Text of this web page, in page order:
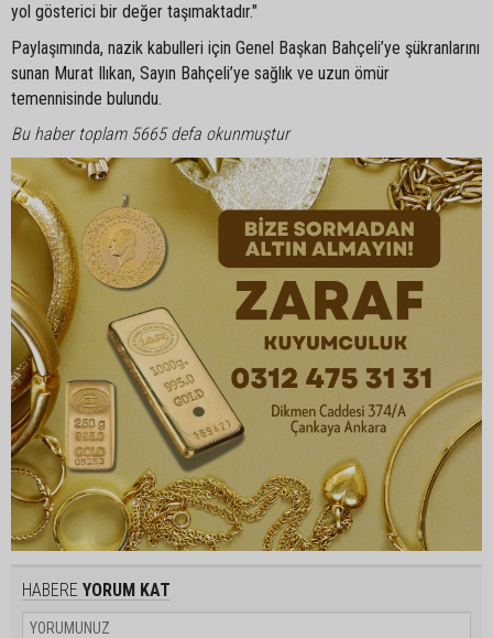
yol gösterici bir değer taşımaktadır."
Paylaşımında, nazik kabulleri için Genel Başkan Bahçeli’ye şükranlarını
sunan Murat Ilıkan, Sayın Bahçeli’ye sağlık ve uzun ömür
temennisinde bulundu.
Bu haber toplam 5665 defa okunmuştur
HABERE YORUM KAT